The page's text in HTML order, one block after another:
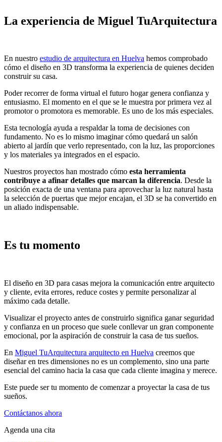
La experiencia de Miguel TuArquitectura
En nuestro estudio de arquitectura en Huelva hemos comprobado
cómo el diseño en 3D transforma la experiencia de quienes deciden
construir su casa.
Poder recorrer de forma virtual el futuro hogar genera confianza y
entusiasmo. El momento en el que se le muestra por primera vez al
promotor o promotora es memorable. Es uno de los más especiales.
Esta tecnología ayuda a respaldar la toma de decisiones con
fundamento. No es lo mismo imaginar cómo quedará un salón
abierto al jardín que verlo representado, con la luz, las proporciones
y los materiales ya integrados en el espacio.
Nuestros proyectos han mostrado cómo esta herramienta
contribuye a afinar detalles que marcan la diferencia. Desde la
posición exacta de una ventana para aprovechar la luz natural hasta
la selección de puertas que mejor encajan, el 3D se ha convertido en
un aliado indispensable.
Es tu momento
El diseño en 3D para casas mejora la comunicación entre arquitecto
y cliente, evita errores, reduce costes y permite personalizar al
máximo cada detalle.
Visualizar el proyecto antes de construirlo significa ganar seguridad
y confianza en un proceso que suele conllevar un gran componente
emocional, por la aspiración de construir la casa de tus sueños.
En Miguel TuArquitectura arquitecto en Huelva creemos que
diseñar en tres dimensiones no es un complemento, sino una parte
esencial del camino hacia la casa que cada cliente imagina y merece.
Este puede ser tu momento de comenzar a proyectar la casa de tus
sueños.
Contáctanos ahora
Agenda una cita